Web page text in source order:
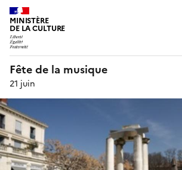
MINISTÈRE
DE LA CULTURE
Fête de la musique
21 juin